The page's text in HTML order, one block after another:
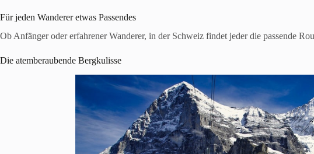
Für jeden Wanderer etwas Passendes
Ob Anfänger oder erfahrener Wanderer, in der Schweiz findet jeder die passende
Die atemberaubende Bergkulisse